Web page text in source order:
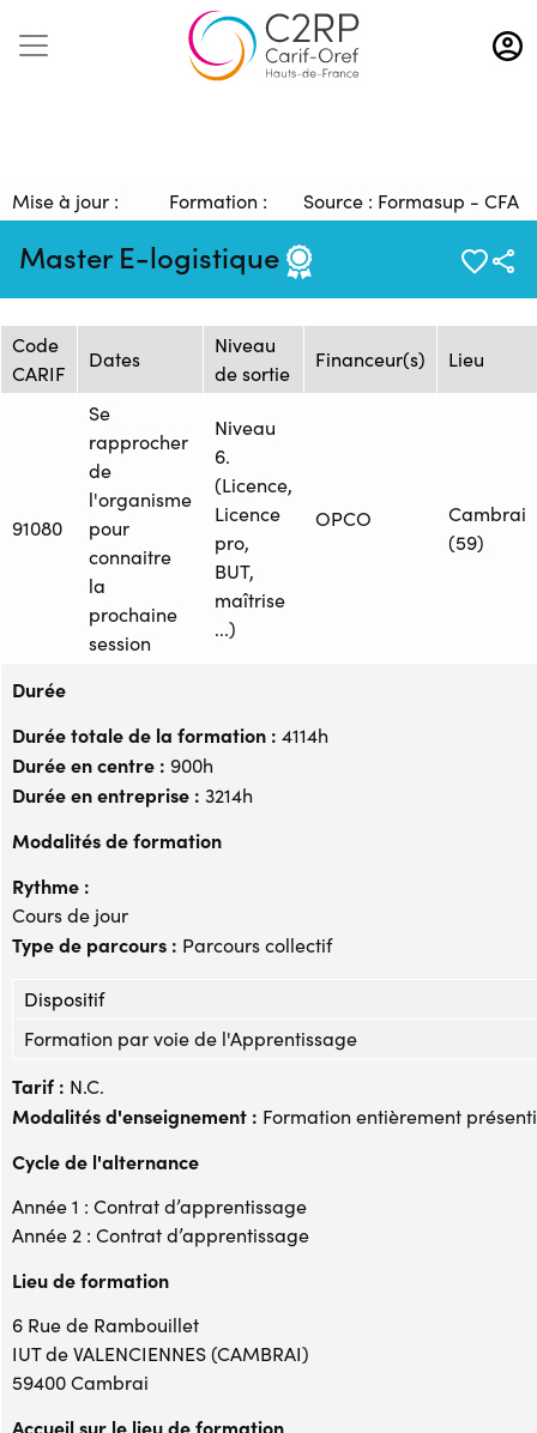
Aller
au
contenu
Master E-logistique
Mise à jour :
01/12/2023
Formation :
1616688
Source : Formasup - CFA
du supérieur
Session de formation
Code
CARIF
Dates
Niveau
de sortie
Financeur(s) Lieu
91080
Se
rapprocher
de
l'organisme
pour
connaitre
la
prochaine
session
Niveau
6.
(Licence,
Licence
pro,
BUT,
maîtrise
...)
OPCO
Cambrai
(59)
Durée
Durée totale de la formation : 4114h
Durée en centre : 900h
Durée en entreprise : 3214h
Modalités de formation
Rythme :
Cours de jour
Type de parcours : Parcours collectif
Dispositif
Formation par voie de l'Apprentissage
Tarif : N.C.
Modalités d'enseignement : Formation entièrement
Cycle de l'alternance
Année 1 : Contrat d’apprentissage
Année 2 : Contrat d’apprentissage
Lieu de formation
6 Rue de Rambouillet
IUT de VALENCIENNES (CAMBRAI)
59400 Cambrai
Accueil sur le lieu de formation